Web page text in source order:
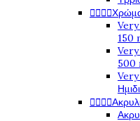

150
500
